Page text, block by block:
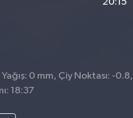
0 mm, Çiy Noktası: -0.8,
18:37